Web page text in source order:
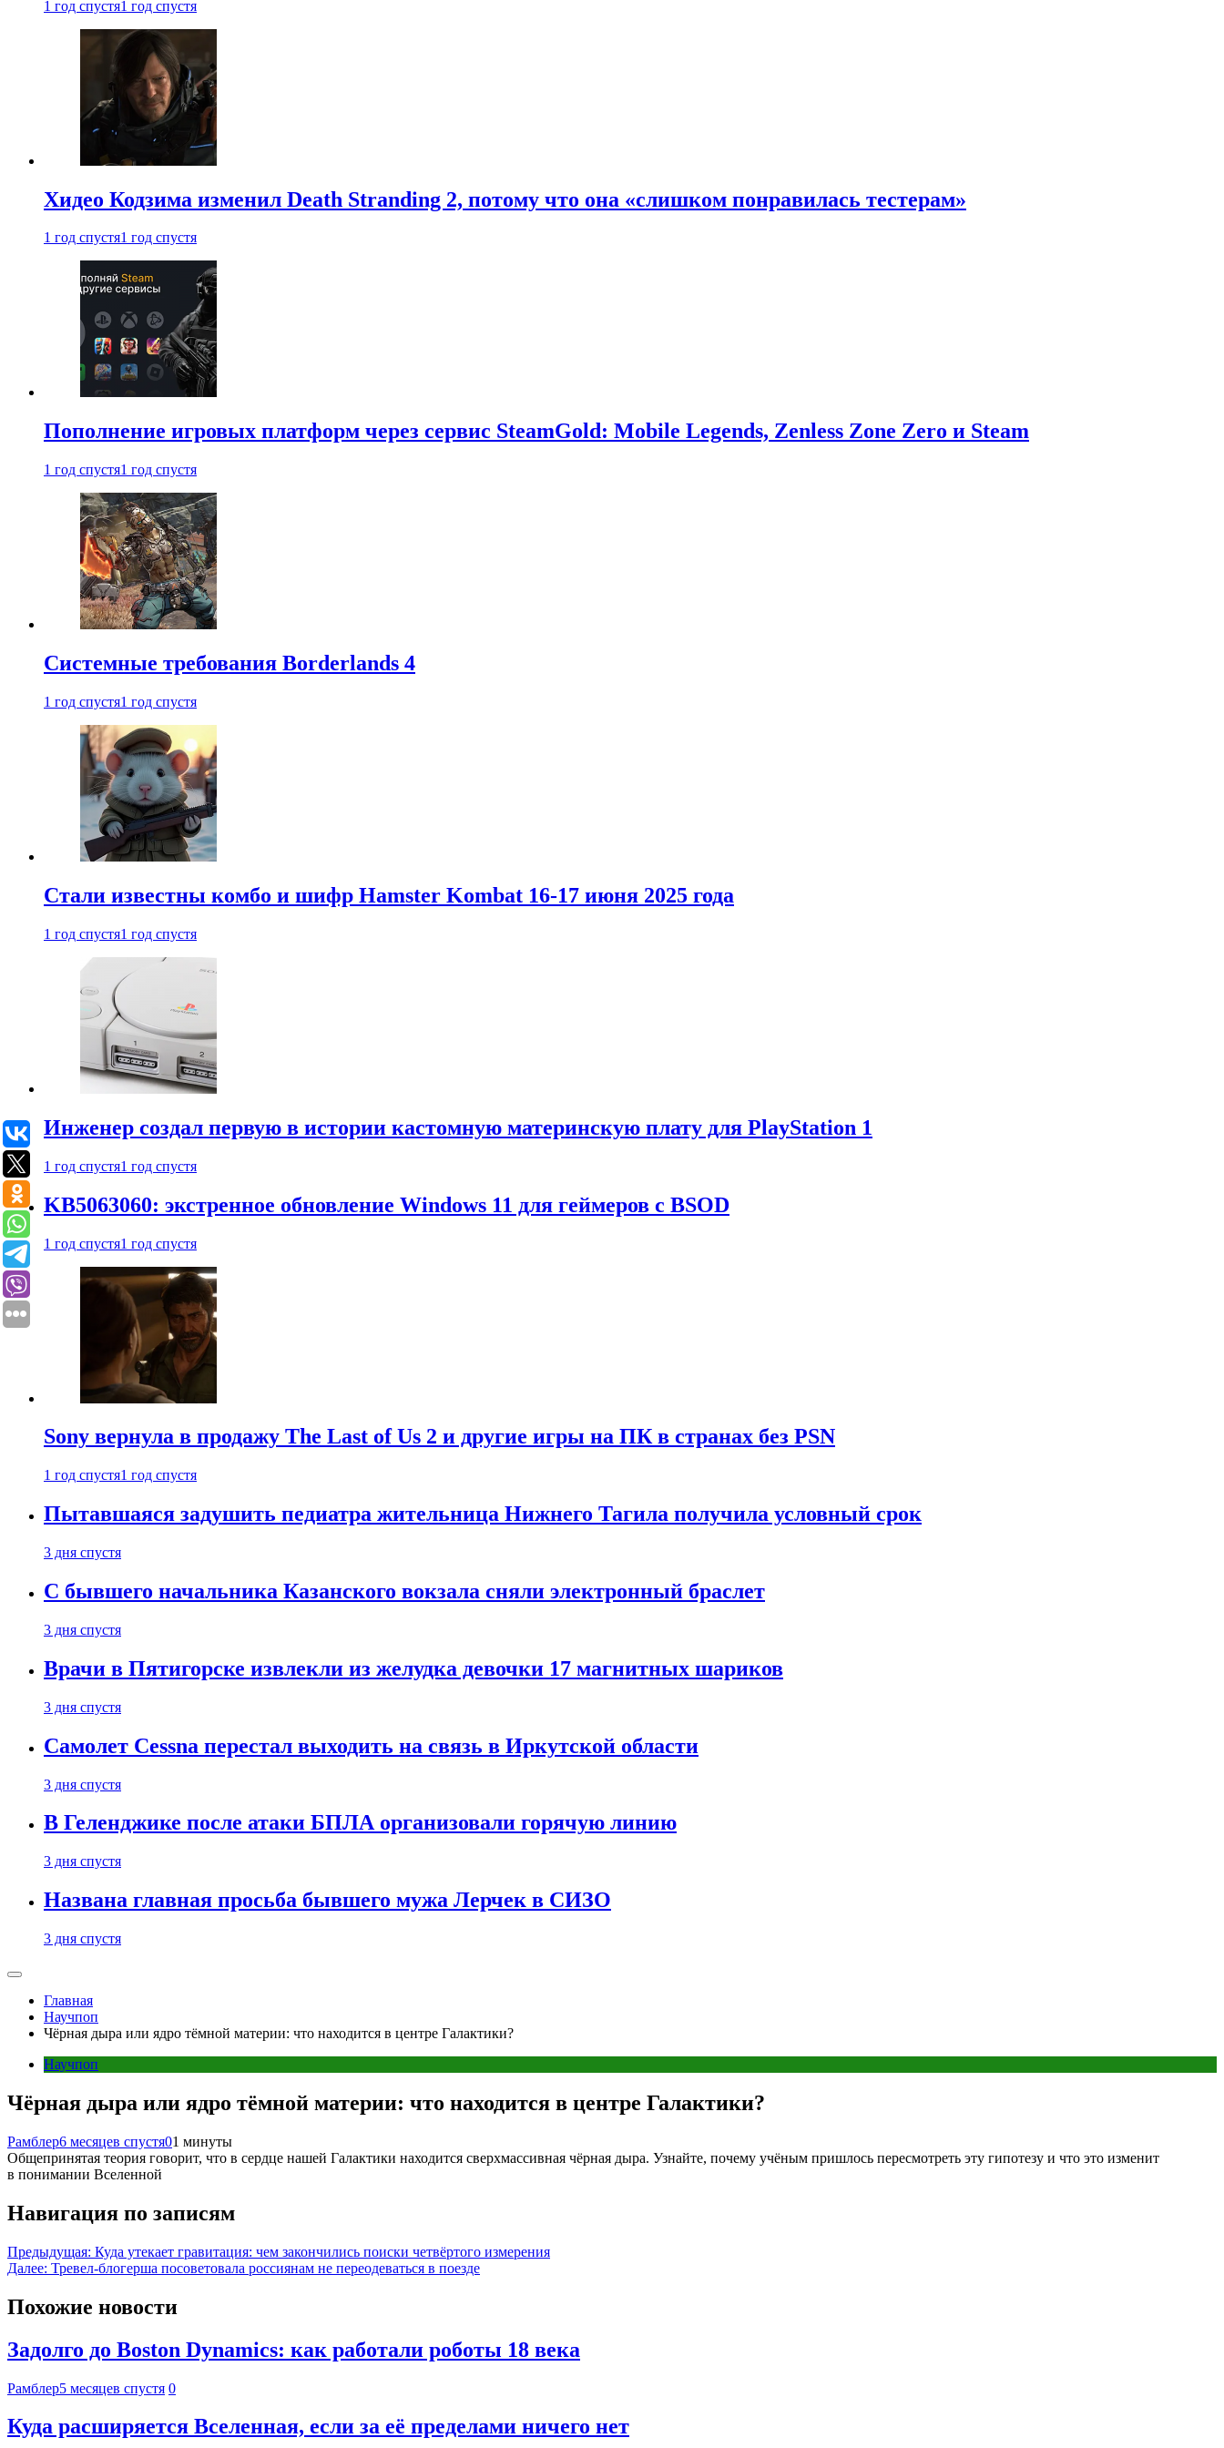
1 год спустя1 год спустя
Хидео Кодзима изменил Death Stranding 2, потому что она «слишком понравилась тестерам»
1 год спустя1 год спустя
Пополнение игровых платформ через сервис SteamGold: Mobile Legends, Zenless Zone Zero и Steam
1 год спустя1 год спустя
Системные требования Borderlands 4
1 год спустя1 год спустя
Стали известны комбо и шифр Hamster Kombat 16-17 июня 2025 года
1 год спустя1 год спустя
Инженер создал первую в истории кастомную материнскую плату для PlayStation 1
1 год спустя1 год спустя
KB5063060: экстренное обновление Windows 11 для геймеров с BSOD
1 год спустя1 год спустя
Sony вернула в продажу The Last of Us 2 и другие игры на ПК в странах без PSN
1 год спустя1 год спустя
Пытавшаяся задушить педиатра жительница Нижнего Тагила получила условный срок
3 дня спустя
С бывшего начальника Казанского вокзала сняли электронный браслет
3 дня спустя
Врачи в Пятигорске извлекли из желудка девочки 17 магнитных шариков
3 дня спустя
Самолет Cessna перестал выходить на связь в Иркутской области
3 дня спустя
В Геленджике после атаки БПЛА организовали горячую линию
3 дня спустя
Названа главная просьба бывшего мужа Лерчек в СИЗО
3 дня спустя
Главная
Научпоп
Чёрная дыра или ядро тёмной материи: что находится в центре Галактики?
Научпоп
Чёрная дыра или ядро тёмной материи: что находится в центре Галактики?
Рамблер6 месяцев спустя01 минуты
Общепринятая теория говорит, что в сердце нашей Галактики находится сверхмассивная чёрная дыра. Узнайте, почему учёным пришлось пересмотреть эту гипотезу и что это изменит
в понимании Вселенной
Навигация по записям
Предыдущая: Куда утекает гравитация: чем закончились поиски четвёртого измерения
Далее: Тревел-блогерша посоветовала россиянам не переодеваться в поезде
Похожие новости
Задолго до Boston Dynamics: как работали роботы 18 века
Рамблер5 месяцев спустя 0
Куда расширяется Вселенная, если за её пределами ничего нет